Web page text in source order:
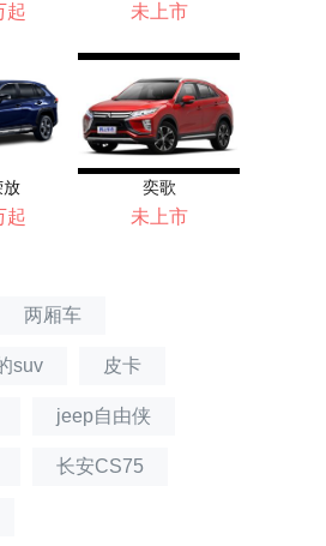
起 未上市
放
起
奕歌
未上市
两厢车
suv 皮卡
jeep自由侠
长安CS75